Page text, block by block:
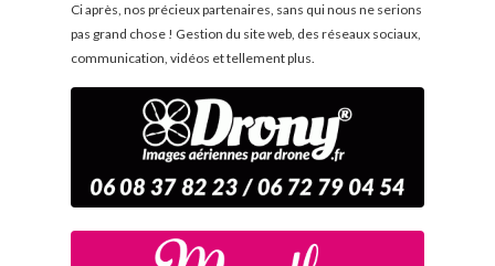
Ci après, nos précieux partenaires, sans qui nous ne serions
pas grand chose ! Gestion du site web, des réseaux sociaux,
communication, vidéos et tellement plus.